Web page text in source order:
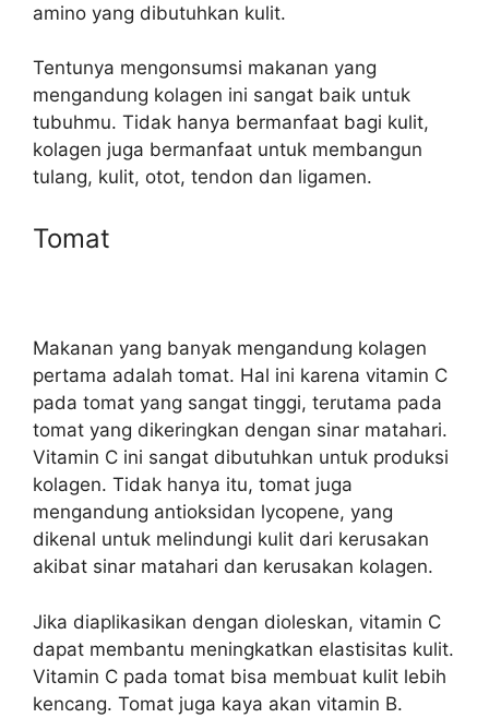
amino yang dibutuhkan kulit.
Tentunya mengonsumsi makanan yang
mengandung kolagen ini sangat baik untuk
tubuhmu. Tidak hanya bermanfaat bagi kulit,
kolagen juga bermanfaat untuk membangun
tulang, kulit, otot, tendon dan ligamen.
Tomat
Makanan yang banyak mengandung kolagen
pertama adalah tomat. Hal ini karena vitamin C
pada tomat yang sangat tinggi, terutama pada
tomat yang dikeringkan dengan sinar matahari.
Vitamin C ini sangat dibutuhkan untuk produksi
kolagen. Tidak hanya itu, tomat juga
mengandung antioksidan lycopene, yang
dikenal untuk melindungi kulit dari kerusakan
akibat sinar matahari dan kerusakan kolagen.
Jika diaplikasikan dengan dioleskan, vitamin C
dapat membantu meningkatkan elastisitas kulit.
Vitamin C pada tomat bisa membuat kulit lebih
kencang. Tomat juga kaya akan vitamin B.